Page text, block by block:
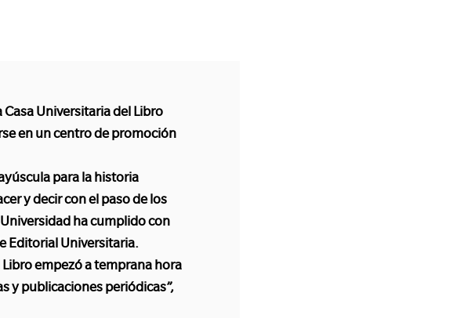
Universitaria del Libro
en un centro de promoción
para la historia
y decir con el paso de los
ha cumplido con
Editorial Universitaria.
empezó a temprana hora
y publicaciones periódicas”,